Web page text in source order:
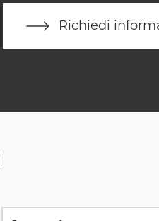
Richiedi